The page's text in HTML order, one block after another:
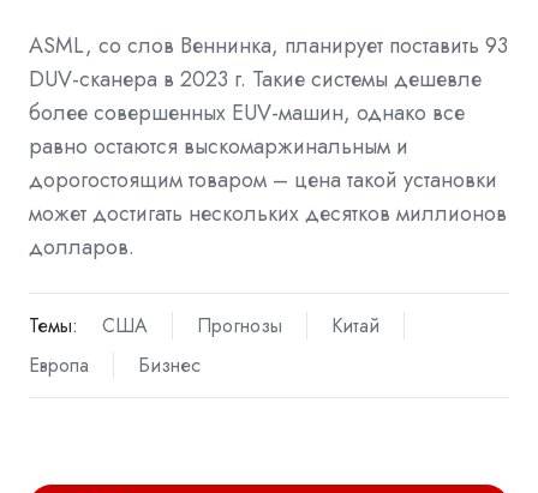
ASML, со слов Веннинка, планирует поставить 93
DUV-сканера в 2023 г. Такие системы дешевле
более совершенных EUV-машин, однако все
равно остаются выскомаржинальным и
дорогостоящим товаром – цена такой установки
может достигать нескольких десятков миллионов
долларов.
Темы: США Прогнозы
Китай
Европа
Бизнес